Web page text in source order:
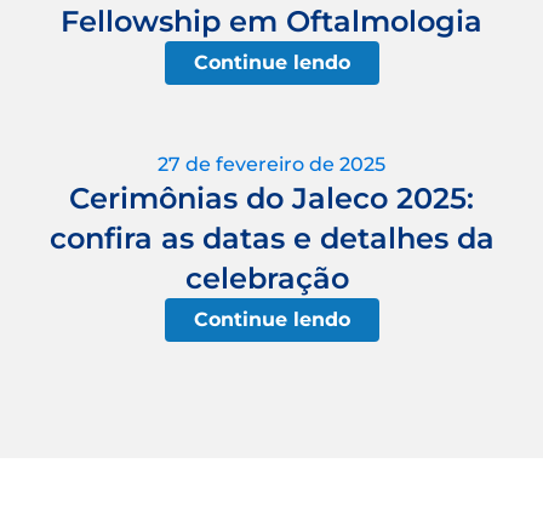
Fellowship em Oftalmologia
Continue lendo
27 de fevereiro de 2025
Cerimônias do Jaleco 2025:
confira as datas e detalhes da
celebração
Continue lendo